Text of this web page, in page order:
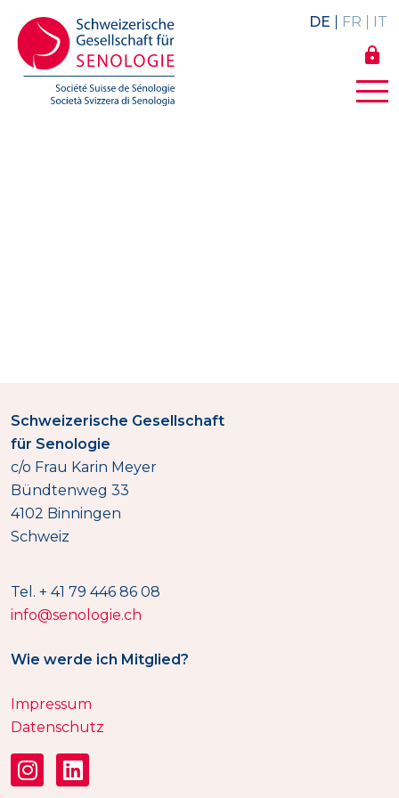
lock
DE FR IT
Schweizerische Gesellschaft
für Senologie
c/o Frau Karin Meyer
Bündtenweg 33
4102 Binningen
Schweiz
Tel. + 41 79 446 86 08
info@senologie.ch
Wie werde ich Mitglied?
Impressum
Datenschutz